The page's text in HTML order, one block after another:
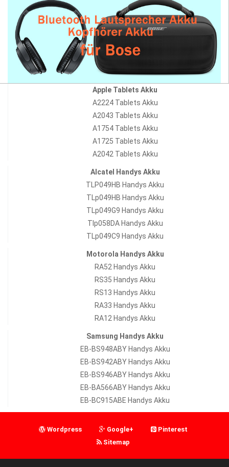
Apple Tablets Akku
A2224 Tablets Akku
A2043 Tablets Akku
A1754 Tablets Akku
A1725 Tablets Akku
A2042 Tablets Akku
Alcatel Handys Akku
TLP049HB Handys Akku
TLp049HB Handys Akku
TLp049G9 Handys Akku
Tlp058DA Handys Akku
TLp049C9 Handys Akku
Motorola Handys Akku
RA52 Handys Akku
RS35 Handys Akku
RS13 Handys Akku
RA33 Handys Akku
RA12 Handys Akku
Samsung Handys Akku
EB-BS948ABY Handys Akku
EB-BS942ABY Handys Akku
EB-BS946ABY Handys Akku
EB-BA566ABY Handys Akku
EB-BC915ABE Handys Akku
Wordpress Google+
Pinterest
Sitemap